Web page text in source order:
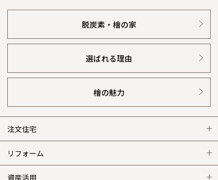
脱炭素・檜の家
選ばれる理由
檜の魅力
注文住宅
注文住宅 トップ
グレートステージ
リフォーム
リフォーム トップ
資産活用